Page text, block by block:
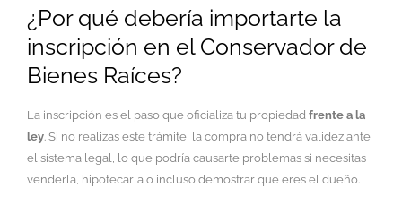
¿Por qué debería importarte la
inscripción en el Conservador de
Bienes Raíces?
La inscripción es el paso que oficializa tu propiedad frente a la
ley. Si no realizas este trámite, la compra no tendrá validez ante
el sistema legal, lo que podría causarte problemas si necesitas
venderla, hipotecarla o incluso demostrar que eres el dueño.